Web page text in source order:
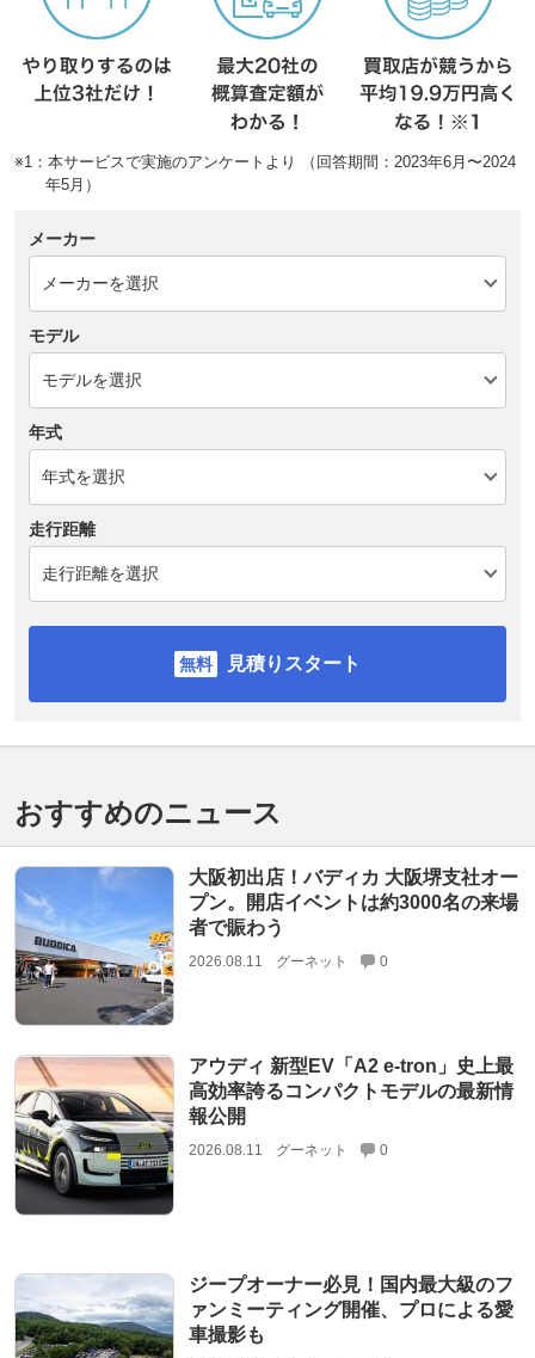
※1：本サービスで実施のアンケートより （回答期間：2023年6月〜2024
年5月）
メーカー
モデル
年式
走行距離
見積りスタート
おすすめのニュース
大阪初出店！バディカ 大阪堺支社オー
プン。開店イベントは約3000名の来場
者で賑わう
2026.08.11 グーネット 0
アウディ 新型EV「A2 e-tron」史上最
高効率誇るコンパクトモデルの最新情
報公開
2026.08.11 グーネット 0
ジープオーナー必見！国内最大級のフ
ァンミーティング開催、プロによる愛
車撮影も